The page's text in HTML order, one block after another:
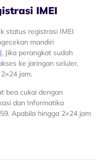
IMEI
status registrasi IMEI
mandiri
. Jika perangkat sudah
ke jaringan seluler,
jam.
bea cukai dengan
dan Informatika
Apabila hingga 2×24 jam